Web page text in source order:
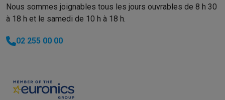
Nous sommes joignables tous les jours ouvrables de 8 h 30
à 18 h et le samedi de 10 h à 18 h.
02 255 00 00